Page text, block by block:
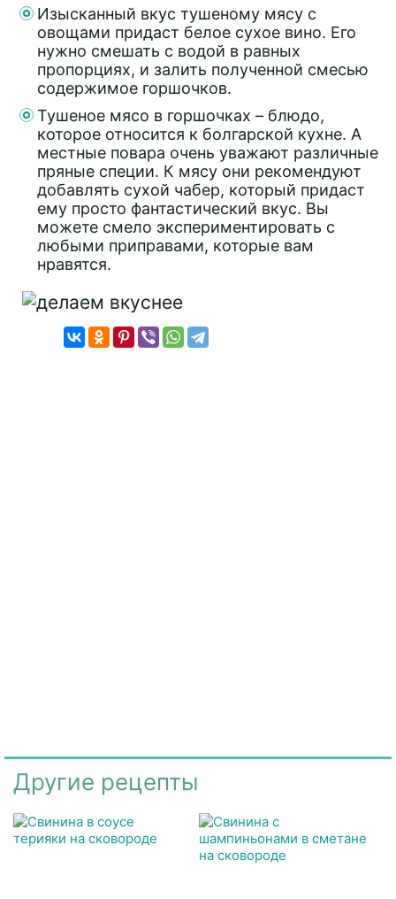
Изысканный вкус тушеному мясу с
овощами придаст белое сухое вино. Его
нужно смешать с водой в равных
пропорциях, и залить полученной смесью
содержимое горшочков.
Тушеное мясо в горшочках – блюдо,
которое относится к болгарской кухне. А
местные повара очень уважают различные
пряные специи. К мясу они рекомендуют
добавлять сухой чабер, который придаст
ему просто фантастический вкус. Вы
можете смело экспериментировать с
любыми приправами, которые вам
нравятся.
Другие рецепты